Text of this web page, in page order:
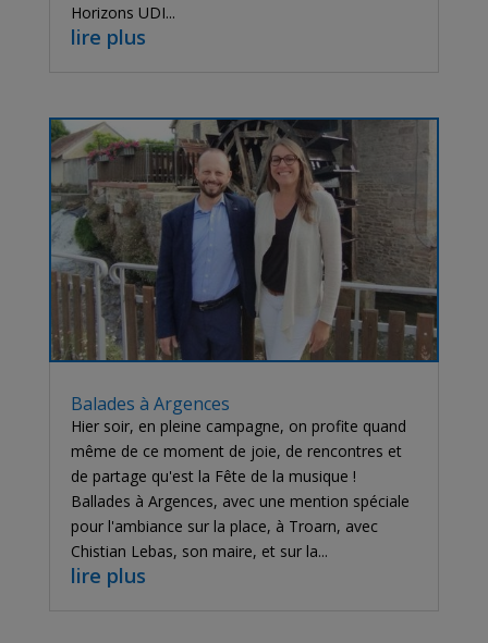
Horizons UDI...
lire plus
Balades à Argences
Hier soir, en pleine campagne, on profite quand
même de ce moment de joie, de rencontres et
de partage qu'est la Fête de la musique !
Ballades à Argences, avec une mention spéciale
pour l'ambiance sur la place, à Troarn, avec
Chistian Lebas, son maire, et sur la...
lire plus